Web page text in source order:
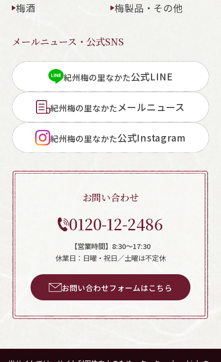
梅酒
梅製品・その他
メールニュース・公式SNS
紀州梅の里なかた公式LINE
紀州梅の里なかたメールニュース
紀州梅の里なかた公式Instagram
お問い合わせ
0120-12-2486
【営業時間】8:30～17:30
休業日：日曜・祝日／土曜は不定休
お問い合わせフォームはこちら